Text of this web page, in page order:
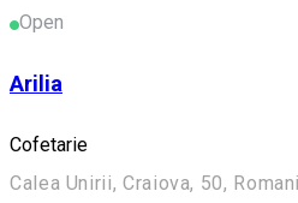
Open
Arilia
Cofetarie
Calea Unirii, Craiova, 50,